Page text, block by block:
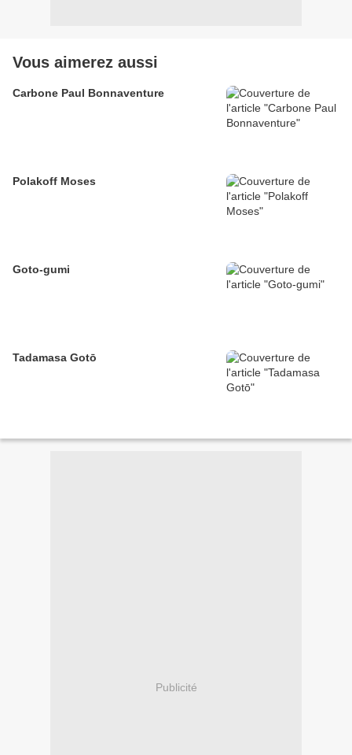
Vous aimerez aussi
Carbone Paul Bonnaventure
Polakoff Moses
Goto-gumi
Tadamasa Gotō
Publicité